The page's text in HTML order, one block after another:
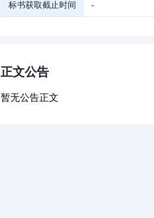
标书获取截止时间 -
正文公告
暂无公告正文